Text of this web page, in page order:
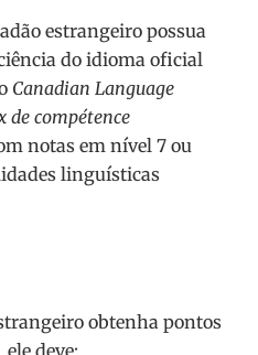
estrangeiro possua
do idioma oficial
Canadian Language
de compétence
notas em nível 7 ou
linguísticas
obtenha pontos